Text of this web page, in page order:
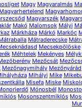
Magy Magyaralmás
Magyarhertelend
Magyarszék
Makó Malomsok Mályi
Márkháza Márkó Markóc
Mátraderecske
Mecsekpölöske
Méhtelek Mekényes
Mezőcsát
Mezőnagymihály Mezőnyárád
Mihályi Mike
Misefa Miske
Mónosbél
Mosonszentmiklós